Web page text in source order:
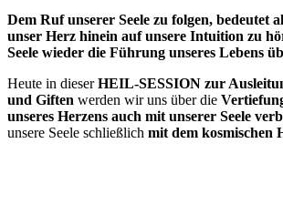
Dem Ruf unserer Seele zu folgen, bedeutet
unser Herz hinein auf unsere Intuition zu
Seele wieder die Führung unseres Lebens
Heute in dieserHEIL-SESSION zur
und Giften werden wir uns über die
unseres Herzens auch mit unserer Seele
unsere Seele schließlich mit dem kosmischen